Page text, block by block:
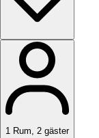
1 Rum, 2 gäster